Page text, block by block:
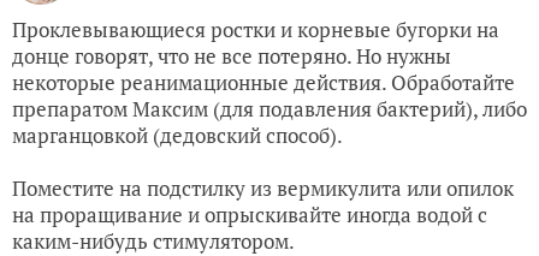
Проклевывающиеся ростки и корневые бугорки на
донце говорят, что не все потеряно. Но нужны
некоторые реанимационные действия. Обработайте
препаратом Максим (для подавления бактерий), либо
марганцовкой (дедовский способ).
Поместите на подстилку из вермикулита или опилок
на проращивание и опрыскивайте иногда водой с
каким-нибудь стимулятором.